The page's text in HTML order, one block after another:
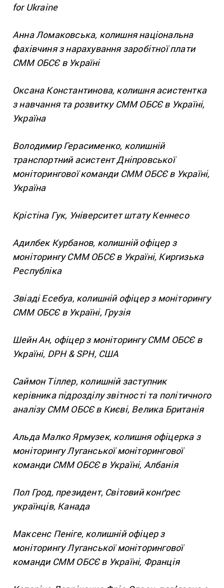
for Ukraine
Анна Ломаковська, колишня національна
фахівчиня з нарахування заробітної плати
СММ ОБСЄ в Україні
Оксана Константинова, колишня асистентка
з навчання та розвитку СММ ОБСЄ в Україні,
Україна
Володимир Герасименко, колишній
транспортний асистент Дніпровської
моніторингової команди СММ ОБСЄ в Україні,
Україна
Крістіна Гук, Університет штату Кеннесо
Адилбек Курбанов, колишній офіцер з
моніторингу СММ ОБСЄ в Україні, Киргизька
Республіка
Звіаді Есебуа, колишній офіцер з моніторингу
СММ ОБСЄ в Україні, Грузія
Шейн Ан, офіцер з моніторингу СММ ОБСЄ в
Україні, DPH & SPH, США
Саймон Тіллер, колишній заступник
керівника підрозділу звітності та політичного
аналізу СММ ОБСЄ в Києві, Велика Британія
Альда Малко Ярмузек, колишня офіцерка з
моніторингу Луганської моніторингової
команди СММ ОБСЄ в Україні, Албанія
Пол Грод, президент, Світовий конґрес
українців, Канада
Максенс Пеніге, колишній офіцер з
моніторингу Луганської моніторингової
команди СММ ОБСЄ в Україні, Франція